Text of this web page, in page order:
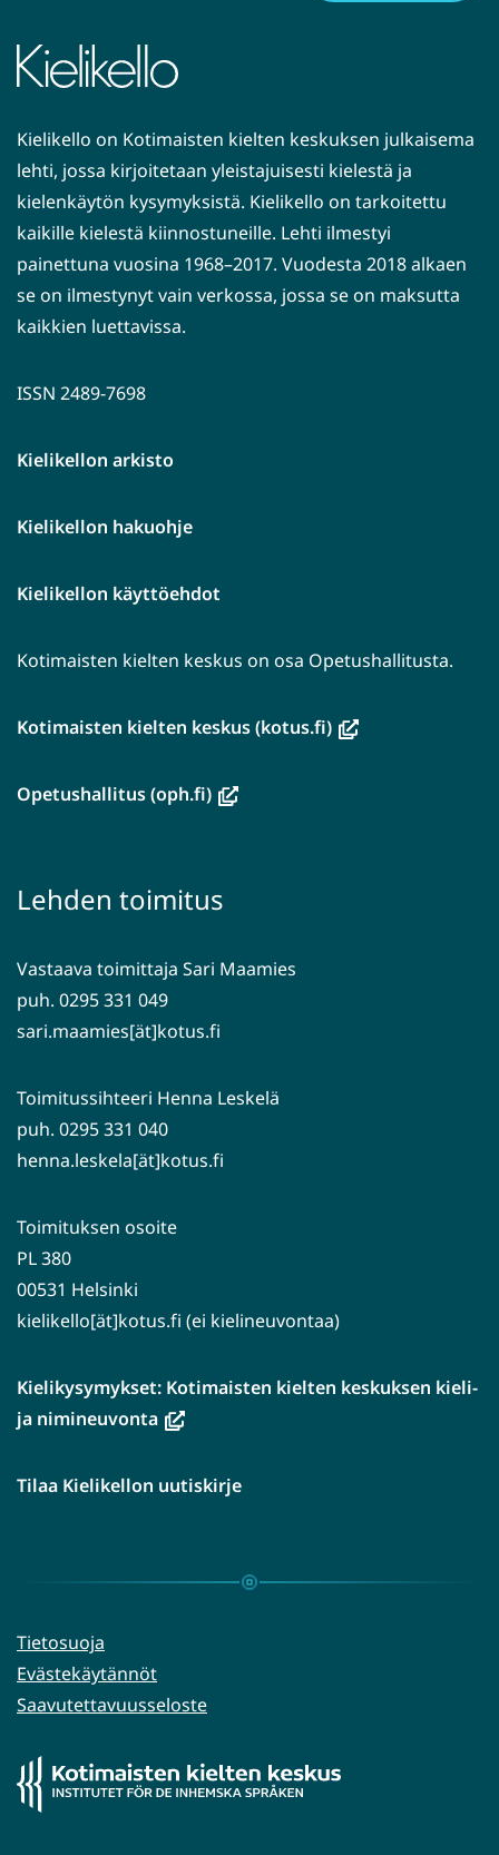
Kielikello on Kotimaisten kielten keskuksen julkaisema
lehti, jossa kirjoitetaan yleistajuisesti kielestä ja
kielenkäytön kysymyksistä. Kielikello on tarkoitettu
kaikille kielestä kiinnostuneille. Lehti ilmestyi
painettuna vuosina 1968–2017. Vuodesta 2018 alkaen
se on ilmestynyt vain verkossa, jossa se on maksutta
kaikkien luettavissa.
ISSN 2489-7698
Kielikellon arkisto
Kielikellon hakuohje
Kielikellon käyttöehdot
Kotimaisten kielten keskus on osa Opetushallitusta.
Kotimaisten kielten keskus (kotus.fi)(avautuu
Opetushallitus (oph.fi)(avautuu
toiseen
Lehden toimitus
Vastaava toimittaja Sari Maamies
puh. 0295 331 049
sari.maamies[ät]kotus.fi
Toimitussihteeri Henna Leskelä
puh. 0295 331 040
henna.leskela[ät]kotus.fi
Toimituksen osoite
PL 380
00531 Helsinki
kielikello[ät]kotus.fi (ei kielineuvontaa)
Kielikysymykset: Kotimaisten kielten keskuksen kieli-
ja nimineuvonta(avautuu
ikkunaan,
palveluun)
Tilaa Kielikellon uutiskirje
Tietosuoja
Evästekäytännöt
Saavutettavuusseloste